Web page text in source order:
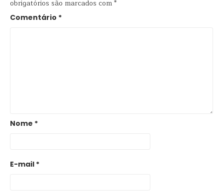
obrigatórios são marcados com*
Comentário *
Nome *
E-mail *